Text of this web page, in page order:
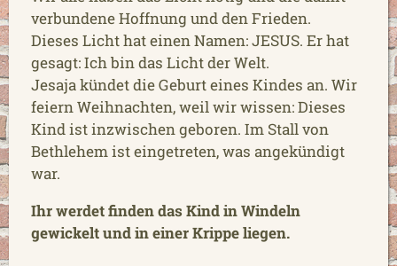
verbundene Hoffnung und den Frieden.
Dieses Licht hat einen Namen: JESUS. Er hat
gesagt: Ich bin das Licht der Welt.
Jesaja kündet die Geburt eines Kindes an. Wir
feiern Weihnachten, weil wir wissen: Dieses
Kind ist inzwischen geboren. Im Stall von
Bethlehem ist eingetreten, was angekündigt
war.
Ihr werdet finden das Kind in Windeln
gewickelt und in einer Krippe liegen.